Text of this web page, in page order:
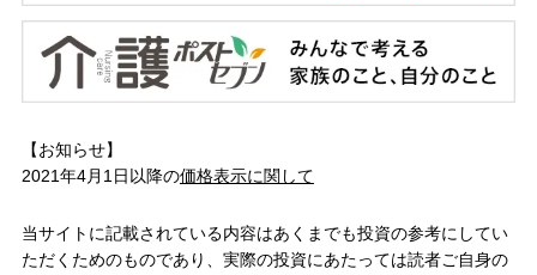
【お知らせ】
2021年4月1日以降の価格表示に関して
当サイトに記載されている内容はあくまでも投資の参考にしてい
ただくためのものであり、実際の投資にあたっては読者ご自身の